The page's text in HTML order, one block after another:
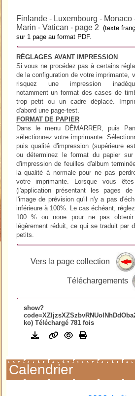
Calendrier
Finlande - Luxembourg -
Marin - Vatican - page 2 (texte
sur 1 page au format PDF.
RÉGLAGES AVANT IMPRESSION
Si vous ne procédez pas à certains
de la configuration de votre imprimante,
risquez une impression
notamment un format des cases de
trop petit ou un cadre déplacé.
d'abord une page-test.
FORMAT DE PAPIER
Dans le menu DÉMARRER, puis
sélectionnez votre imprimante.
puis qualité d'impression (supérieure
ou déterminez le format du papier
d'impression de feuilles d'album
la qualité à normale pour ne pas
votre imprimante. Lorsque vous
(l'application présentant les pages
l'image de prévision qu'il n'y a pas
inférieure à 100%. Le cas échéant,
100 % ou none pour ne pas
légèrement réduit, ce qui se traduit par
petits.
Vers la page collection
Téléchargements
show?
ko) Téléchargé 781 fois